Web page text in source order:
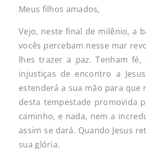
Meus filhos amados,
Vejo, neste final de milênio, a
vocês percebam nesse mar
lhes trazer a paz. Tenham
injustiças de encontro a
estenderá a sua mão para que
desta tempestade promovida
caminho, e nada, nem a
assim se dará. Quando Jesus
sua glória.